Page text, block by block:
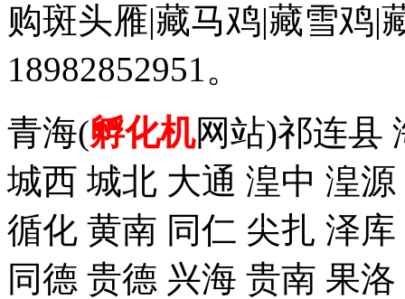
购斑头雁|藏马鸡|藏雪鸡|
18982852951。
青海(孵化机网站)祁连县
城西 城北 大通 湟中 湟
循化 黄南 同仁 尖扎 泽
同德 贵德 兴海 贵南 果